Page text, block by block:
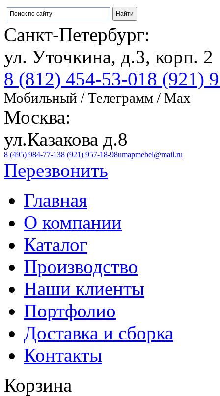
Санкт-Петербург:
ул. Уточкина, д.3, корп. 2
8 (812) 454-53-018 (921)
Мобильный / Телеграмм / Max
Москва:
ул.Казакова д.8
8 (495) 984-77-138 (921) 957-18-98umapmebel@mail.ru
Перезвонить
Главная
О компании
Каталог
Производство
Наши клиенты
Портфолио
Доставка и сборка
Контакты
Корзина